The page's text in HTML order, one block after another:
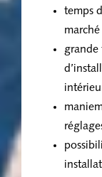
temps
marché